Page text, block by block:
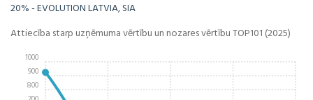
20% - EVOLUTION LATVIA, SIA
Attiecība starp uzņēmuma vērtību un nozares vērtību TOP101 (2025)
800
900
1000